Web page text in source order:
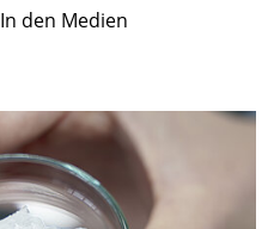
In den Medien